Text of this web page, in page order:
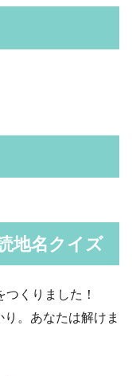
地名クイズ
くりました！
。あなたは解けま